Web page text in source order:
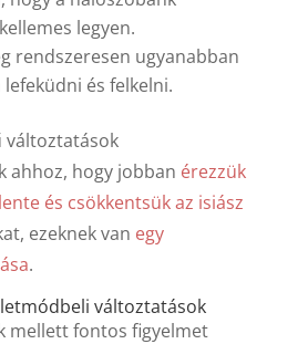
legyen.
rendszeresen ugyanabban
és felkelni.
változtatások
ahhoz, hogy jobban érezzük
és csökkentsük az isiász
ezeknek van egy
.
változtatások
mellett fontos figyelmet